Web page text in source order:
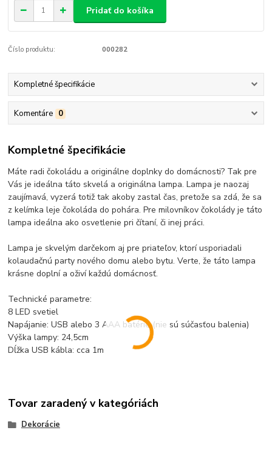
Pridať do košíka
Číslo produktu: 000282
Kompletné špecifikácie
Komentáre 0
Kompletné špecifikácie
Máte radi čokoládu a originálne doplnky do domácnosti? Tak pre
Vás je ideálna táto skvelá a originálna lampa. Lampa je naozaj
zaujímavá, vyzerá totiž tak akoby zastal čas, pretože sa zdá, že sa
z kelímka leje čokoláda do pohára. Pre milovníkov čokolády je táto
lampa ideálna ako osvetlenie pri čítaní, či inej práci.
Lampa je skvelým darčekom aj pre priateľov, ktorí usporiadali
kolaudačnú party nového domu alebo bytu. Verte, že táto lampa
krásne doplní a oživí každú domácnosť.
Technické parametre:
8 LED svetiel
Napájanie: USB alebo 3 AAA batérie (nie sú súčasťou balenia)
Výška lampy: 24,5cm
Dĺžka USB kábla: cca 1m
Tovar zaradený v kategóriách
Dekorácie